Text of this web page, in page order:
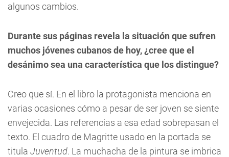
algunos cambios.
Durante sus páginas revela la situación que sufren
muchos jóvenes cubanos de hoy, ¿cree que el
desánimo sea una característica que los distingue?
Creo que sí. En el libro la protagonista menciona en
varias ocasiones cómo a pesar de ser joven se siente
envejecida. Las referencias a esa edad sobrepasan el
texto. El cuadro de Magritte usado en la portada se
titula Juventud. La muchacha de la pintura se imbrica